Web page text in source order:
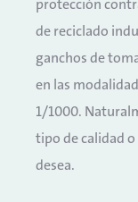
protección
de reciclado
ganchos de
en las
1/1000.
tipo de calidad
desea.